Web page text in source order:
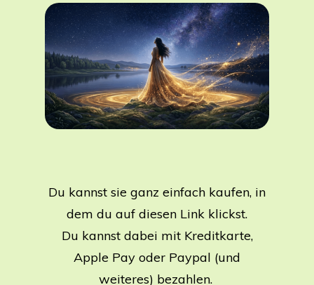
Du kannst sie ganz einfach kaufen, in
dem du auf diesen Link klickst.
Du kannst dabei mit Kreditkarte,
Apple Pay oder Paypal (und
weiteres) bezahlen.